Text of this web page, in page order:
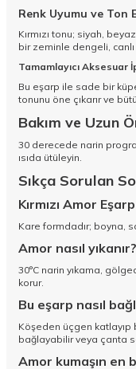
Renk Uyumu ve Ton
Kırmızı tonu; siyah,
bir zeminle dengeli,
Tamamlayıcı Aksesuar
Bu eşarp ile sade bir
tonunu öne çıkarır ve
Bakım ve Uzun
30 derecede narin
ısıda ütüleyin.
Sıkça Sorulan
Kırmızı Amor
Kare formdadır; boyna,
Amor nasıl yıkanır?
30°C narin yıkama,
korur.
Bu eşarp nasıl
Köşeden üçgen
bağlayabilir veya çanta
Amor kumaşın en